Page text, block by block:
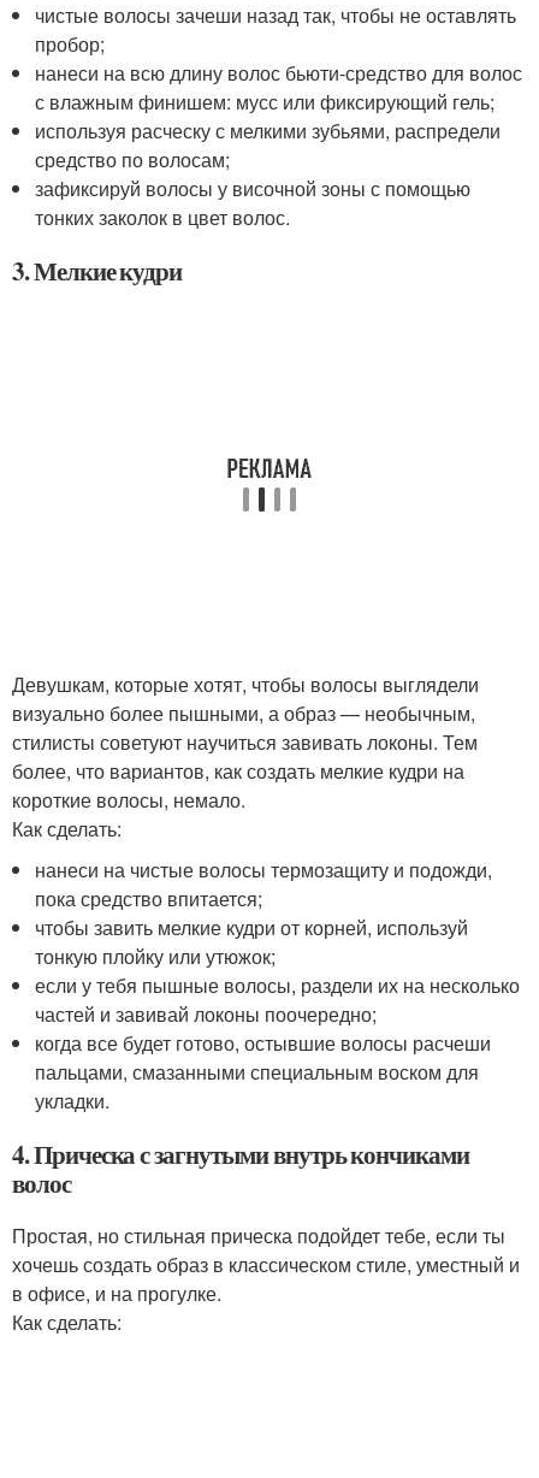
чистые волосы зачеши назад так, чтобы не оставлять
пробор;
нанеси на всю длину волос бьюти-средство для волос
с влажным финишем: мусс или фиксирующий гель;
используя расческу с мелкими зубьями, распредели
средство по волосам;
зафиксируй волосы у височной зоны с помощью
тонких заколок в цвет волос.
3. Мелкие кудри
Девушкам, которые хотят, чтобы волосы выглядели
визуально более пышными, а образ — необычным,
стилисты советуют научиться завивать локоны. Тем
более, что вариантов, как создать мелкие кудри на
короткие волосы, немало.
Как сделать:
нанеси на чистые волосы термозащиту и подожди,
пока средство впитается;
чтобы завить мелкие кудри от корней, используй
тонкую плойку или утюжок;
если у тебя пышные волосы, раздели их на несколько
частей и завивай локоны поочередно;
когда все будет готово, остывшие волосы расчеши
пальцами, смазанными специальным воском для
укладки.
4. Прическа с загнутыми внутрь кончиками
волос
Простая, но стильная прическа подойдет тебе, если ты
хочешь создать образ в классическом стиле, уместный и
в офисе, и на прогулке.
Как сделать: